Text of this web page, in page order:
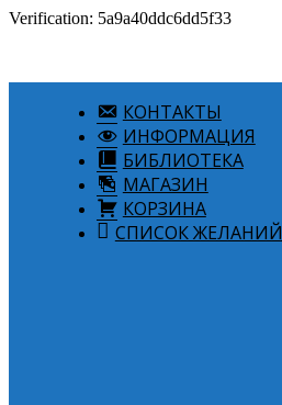
Verification: 5a9a40ddc6dd5f33
КОНТАКТЫ
ИНФОРМАЦИЯ
БИБЛИОТЕКА
МАГАЗИН
КОРЗИНА
СПИСОК ЖЕЛАНИЙ